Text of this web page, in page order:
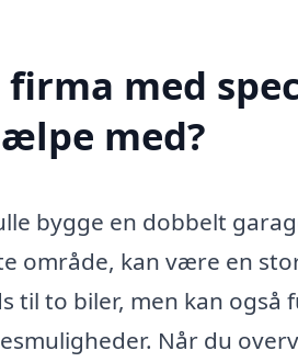
med
med?
bygge en dobbelt
område, kan være en
til to biler, men kan
Når du